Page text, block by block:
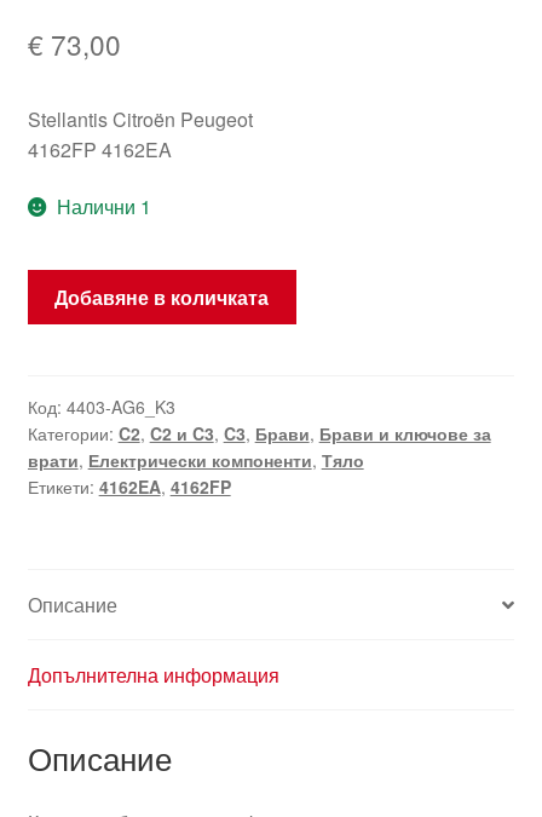
€ 73,00
Stellantis Citroën Peugeot
4162FP 4162EA
Налични 1
количество
Citroën
C2
C3
един
Добавяне в количката
Код: 4403-AG6_K3
Категории: C2, C2 и C3, C3, Брави, Брави и ключове за
врати, Електрически компоненти, Тяло
Етикети: 4162EA, 4162FP
Описание
Допълнителна информация
Описание